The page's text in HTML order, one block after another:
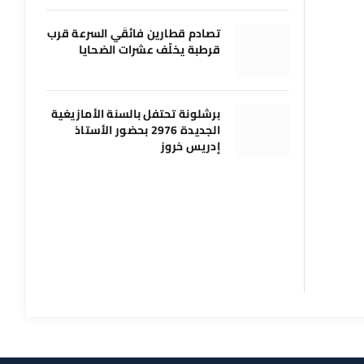
تصادم قطارين فائقَي السرعة قرب
قرطبة يخلّف عشرات الضحايا
برشلونة تحتفل بالسنة الأمازيغية
الجديدة 2976 بحضور الأستاذ
إدريس خروز